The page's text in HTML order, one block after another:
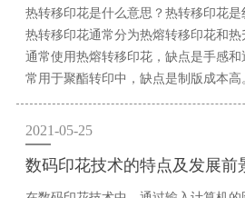
热转移印花是什么意思？热转移印花是
热转移印花通常分为热熔转移印花和
通常使用热熔转移印花，缺点是手感
常用于聚酯转印中，缺点是制版成本高
2021-05-25
数码印花技术的特点及发展前